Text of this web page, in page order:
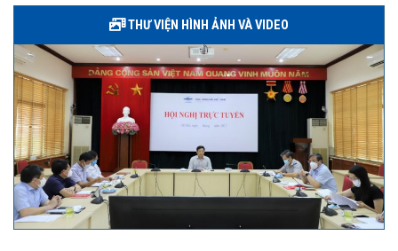
THƯ VIỆN HÌNH ẢNH VÀ VIDEO